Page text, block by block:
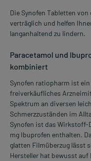
Die Synofen Tabletten
verträglich und helfen
langanhaltend zu lindern.
Paracetamol und
kombiniert
Synofen ratiopharm ist
freiverkäufliches
Spektrum an diversen
Schmerzzuständen im
Synofen ist das Wirkstoff-
mg Ibuprofen enthalten.
glatten Filmüberzug lässt
Hersteller hat bewusst